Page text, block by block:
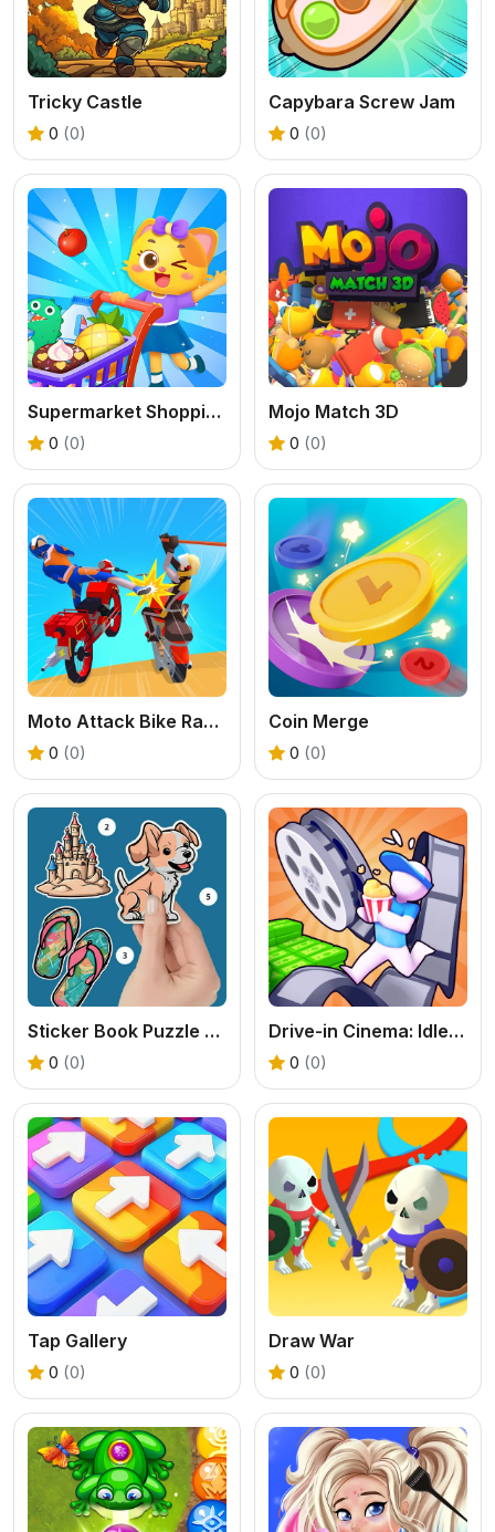
Tricky Castle
0 (0)
Capybara Screw Jam
0 (0)
Supermarket Shopping For Kids
0 (0)
Mojo Match 3D
0 (0)
Moto Attack Bike Racing
0 (0)
Coin Merge
0 (0)
Sticker Book Puzzle Color By Number
0 (0)
Drive-in Cinema: Idle Game
0 (0)
Tap Gallery
0 (0)
Draw War
0 (0)